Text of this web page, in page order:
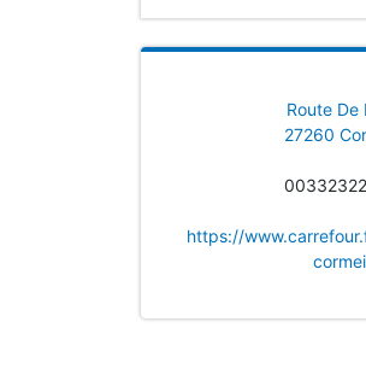
Route De
27260
https://